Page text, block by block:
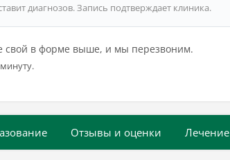
диагнозов. Запись подтверждает клиника.
свой в форме выше, и мы перезвоним.
Отзывы и оценки Лечение